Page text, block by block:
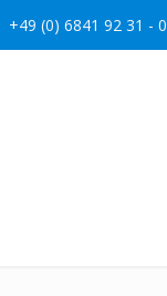
+49 (0) 6841 92 31 - 0